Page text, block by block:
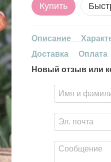
Купить
Описание
Доставка
Оплата
Новый отзыв или